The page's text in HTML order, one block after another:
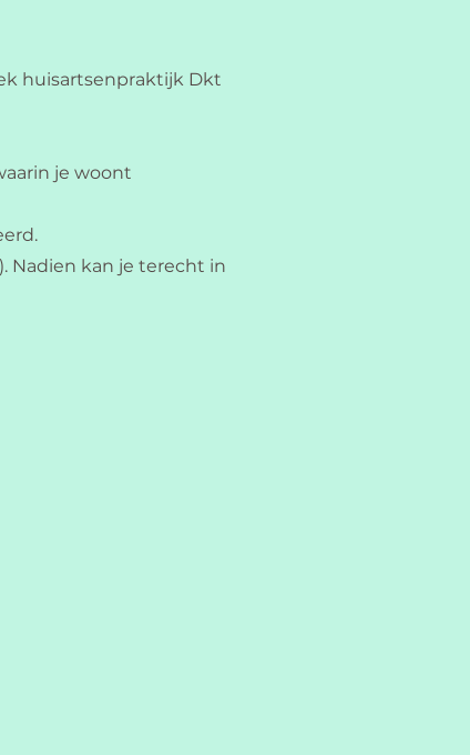
huisartsenpraktijk Dkt
je woont
Nadien kan je terecht in